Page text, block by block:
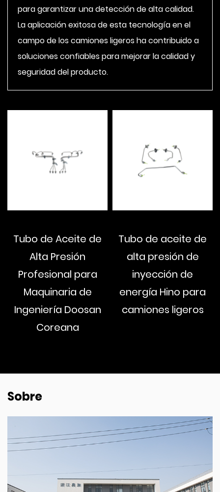
para garantizar una detección de alta calidad.
La aplicación exitosa de esta tecnología en el
campo de los camiones ligeros ha contribuido a
soluciones confiables para mejorar la calidad y
seguridad del producto.
Tubo de Aceite de
Alta Presión
Profesional para
Maquinaria de
Ingeniería Doosan
Coreana
Tubo de aceite de
alta presión de
inyección de
energía Hino para
camiones ligeros
Sobre